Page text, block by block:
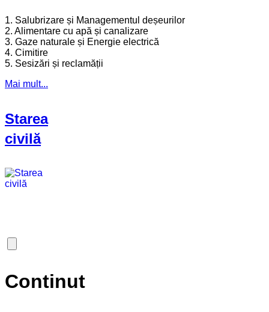
1. Salubrizare și Managementul deșeurilor
2. Alimentare cu apă și canalizare
3. Gaze naturale și Energie electrică
4. Cimitire
5. Sesizări și reclamății
Mai mult...
Starea
civilă
Continut